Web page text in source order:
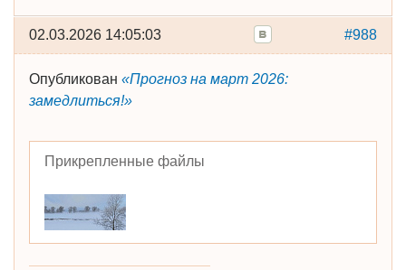
#988
02.03.2026 14:05:03
Опубликован «Прогноз на март 2026:
замедлиться!»
Прикрепленные файлы